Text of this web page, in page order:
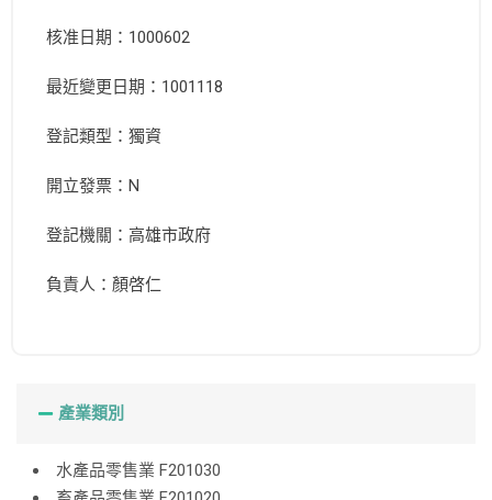
核准日期：1000602
最近變更日期：1001118
登記類型：獨資
開立發票：N
登記機關：高雄市政府
負責人：顏啓仁
產業類別
水產品零售業 F201030